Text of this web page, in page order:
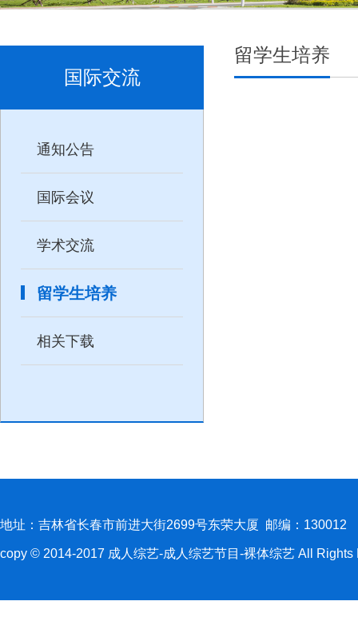
国际交流
通知公告
国际会议
学术交流
留学生培养
相关下载
留学生培养
地址：吉林省长春市前进大街2699号东荣大厦 邮编：130012
copy © 2014-2017 成人综艺-成人综艺节目-裸体综艺 All Rights